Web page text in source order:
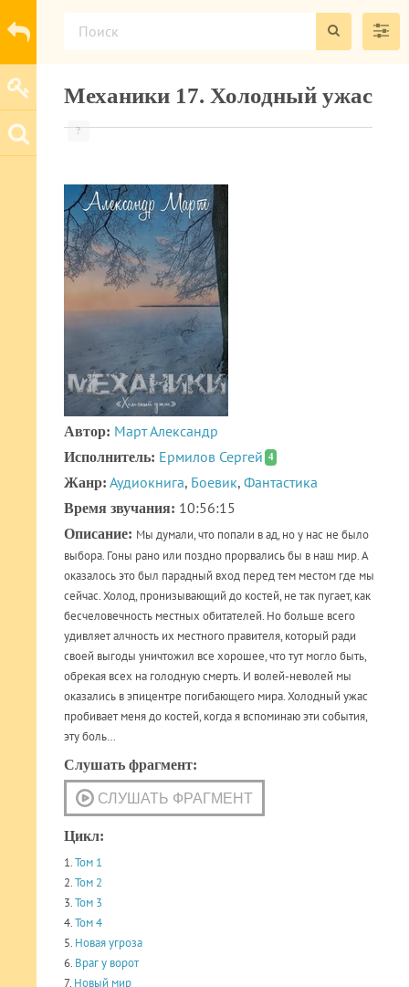
Механики 17. Холодный ужас
?
Автор: Март Александр
Исполнитель: Ермилов Сергей 4
Жанр: Аудиокнига, Боевик, Фантастика
Время звучания: 10:56:15
Описание: Мы думали, что попали в ад, но у нас не было
выбора. Гоны рано или поздно прорвались бы в наш мир. А
оказалось это был парадный вход перед тем местом где мы
сейчас. Холод, пронизывающий до костей, не так пугает, как
бесчеловечность местных обитателей. Но больше всего
удивляет алчность их местного правителя, который ради
своей выгоды уничтожил все хорошее, что тут могло быть,
обрекая всех на голодную смерть. И волей-неволей мы
оказались в эпицентре погибающего мира. Холодный ужас
пробивает меня до костей, когда я вспоминаю эти события,
эту боль…
Слушать фрагмент:
Цикл:
1.Том 1
2.Том 2
3.Том 3
4.Том 4
5. Новая угроза
6. Враг у ворот
7. Новый мир